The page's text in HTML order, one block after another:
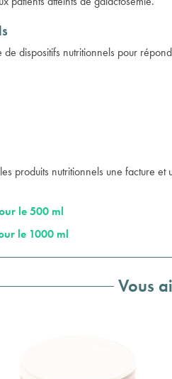
dispositifs nutritionnels pour
produits nutritionnels une facture et
le 500 ml
le 1000 ml
Vous